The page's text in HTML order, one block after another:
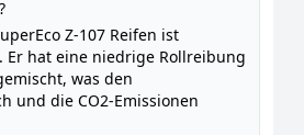
Z-107 Reifen ist
hat eine niedrige Rollreibung
was den
und die CO2-Emissionen